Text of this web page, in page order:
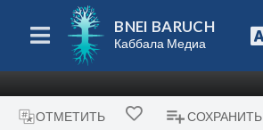
BNEI BARUCH
Каббала Медиа
ОТМЕТИТЬ СОХРАНИТЬ